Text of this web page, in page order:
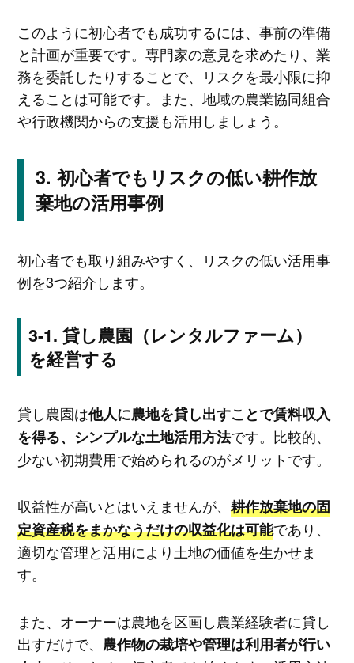
このように初心者でも成功するには、事前の準備
と計画が重要です。専門家の意見を求めたり、業
務を委託したりすることで、リスクを最小限に抑
えることは可能です。また、地域の農業協同組合
や行政機関からの支援も活用しましょう。
初心者でもリスクの低い耕作放
棄地の活用事例
初心者でも取り組みやすく、リスクの低い活用事
例を3つ紹介します。
貸し農園（レンタルファーム）
を経営する
貸し農園は他人に農地を貸し出すことで賃料収入
を得る、シンプルな土地活用方法です。比較的、
少ない初期費用で始められるのがメリットです。
収益性が高いとはいえませんが、 耕作放棄地の固
定資産税をまかなうだけの収益化は可能であり、
適切な管理と活用により土地の価値を生かせま
す。
また、オーナーは農地を区画し農業経験者に貸し
出すだけで、 農作物の栽培や管理は利用者が行い